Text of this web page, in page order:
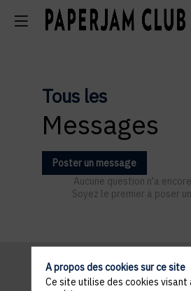
Tous les
Messages
Poster un message
Aucune question n'a
Soyez le premier à poser
A propos des cookies sur ce site
Ce site utilise des cookies